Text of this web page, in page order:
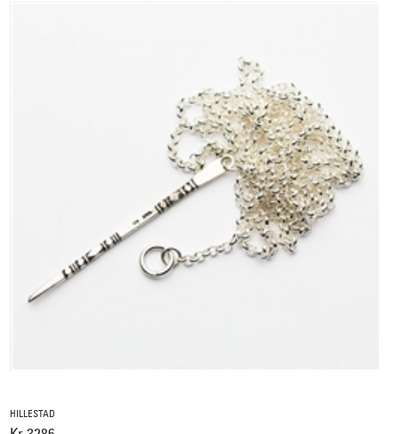
HILLESTAD